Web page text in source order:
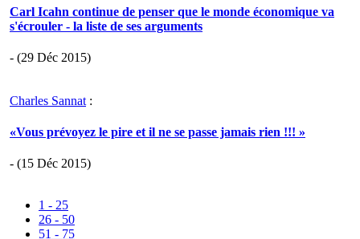
Carl Icahn continue de penser que le monde économique va
s'écrouler - la liste de ses arguments
- (29 Déc 2015)
Charles Sannat :
«Vous prévoyez le pire et il ne se passe jamais rien !!! »
- (15 Déc 2015)
1 - 25
26 - 50
51 - 75